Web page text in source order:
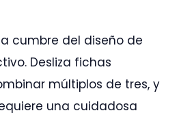
cumbre del diseño de
Desliza fichas
múltiplos de tres, y
una cuidadosa